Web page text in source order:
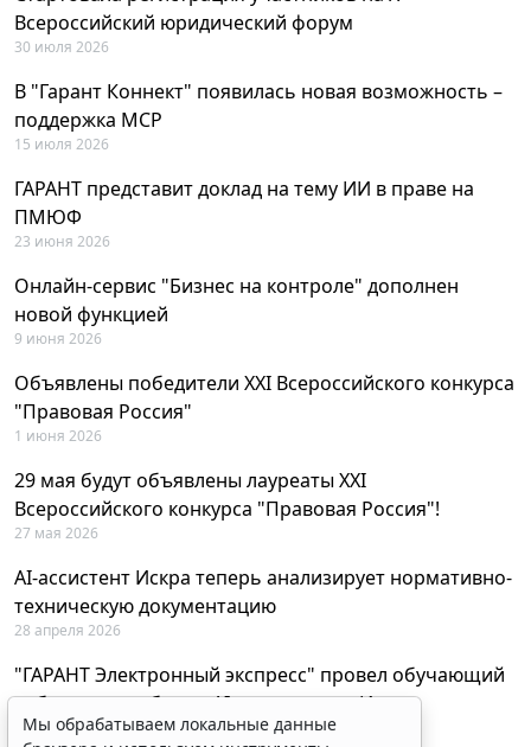
Всероссийский юридический форум
30 июля 2026
В "Гарант Коннект" появилась новая возможность –
поддержка MCP
15 июля 2026
ГАРАНТ представит доклад на тему ИИ в праве на
ПМЮФ
23 июня 2026
Онлайн-сервис "Бизнес на контроле" дополнен
новой функцией
9 июня 2026
Объявлены победители XXI Всероссийского конкурса
"Правовая Россия"
1 июня 2026
29 мая будут объявлены лауреаты XXI
Всероссийского конкурса "Правовая Россия"!
27 мая 2026
AI-ассистент Искра теперь анализирует нормативно-
техническую документацию
28 апреля 2026
"ГАРАНТ Электронный экспресс" провел обучающий
вебинар по работе с AI-ассистентом Искра
23 апреля 2026
Мы обрабатываем локальные данные